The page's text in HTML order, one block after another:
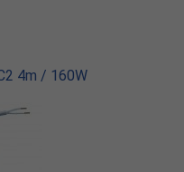
4m / 160W